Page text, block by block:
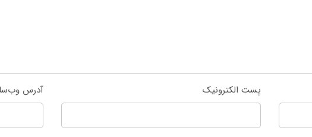
پست الکترونیک آدرس